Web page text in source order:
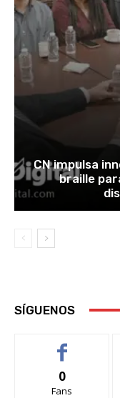
CN impulsa
braille
SÍGUENOS
0
Fans